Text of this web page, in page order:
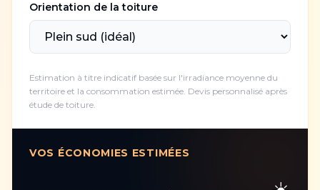
Orientation de la toiture
Estimation à titre indicatif basée sur l'irradiance moyenne du
territoire et la consommation estimée. Devis personnalisé après
étude de toiture.
VOS ÉCONOMIES ESTIMÉES